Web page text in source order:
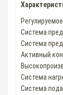
Система
Система
Активный
Система
Система